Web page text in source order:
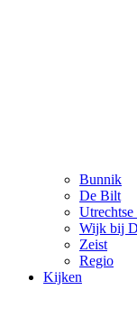
Bunnik
De Bilt
Wijk bij
Zeist
Regio
Kijken